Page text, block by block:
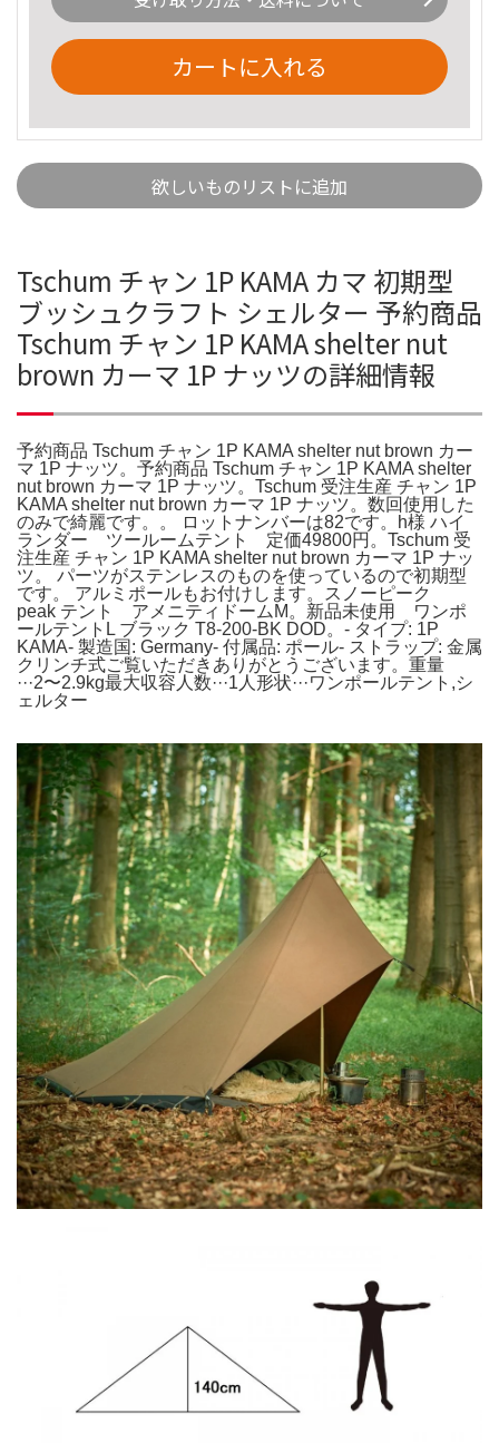
カートに入れる
欲しいものリストに追加
Tschum チャン 1P KAMA カマ 初期型
ブッシュクラフト シェルター 予約商品
Tschum チャン 1P KAMA shelter nut
brown カーマ 1P ナッツの詳細情報
予約商品 Tschum チャン 1P KAMA shelter nut brown カー
マ 1P ナッツ。予約商品 Tschum チャン 1P KAMA shelter
nut brown カーマ 1P ナッツ。Tschum 受注生産 チャン 1P
KAMA shelter nut brown カーマ 1P ナッツ。数回使用した
のみで綺麗です。。 ロットナンバーは82です。h様 ハイ
ランダー ツールームテント 定価49800円。Tschum 受
注生産 チャン 1P KAMA shelter nut brown カーマ 1P ナッ
ツ。 パーツがステンレスのものを使っているので初期型
です。 アルミポールもお付けします。スノーピーク
peak テント アメニティドームM。新品未使用 ワンポ
ールテントL ブラック T8-200-BK DOD。- タイプ: 1P
KAMA- 製造国: Germany- 付属品: ポール- ストラップ: 金属
クリンチ式ご覧いただきありがとうございます。重量
···2〜2.9kg最大収容人数···1人形状···ワンポールテント,シ
ェルター